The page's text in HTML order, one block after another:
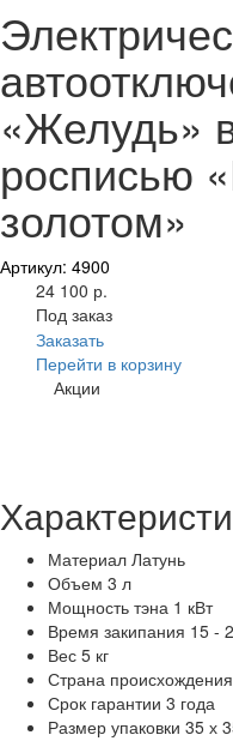
«Желудь»
росписью
золотом»
Артикул: 4900
24 100 р.
Под заказ
Заказать
Перейти в корзину
Акции
Материал Латунь
Объем 3 л
Мощность тэна 1 кВт
Время закипания 15 -
Вес 5 кг
Страна происхождения
Срок гарантии 3 года
Размер упаковки 35 х